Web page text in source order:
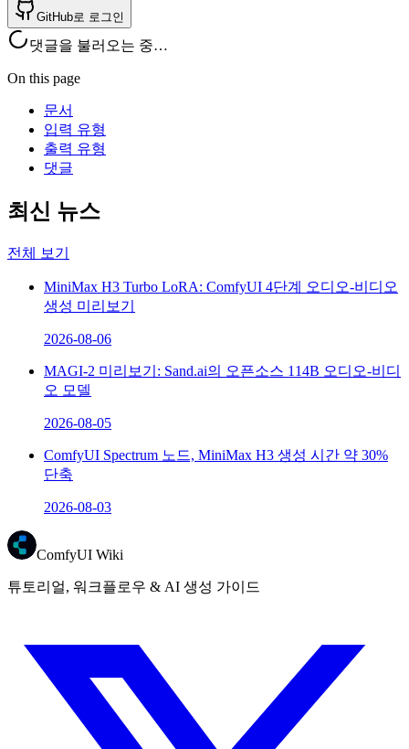
GitHub로 로그인
댓글을 불러오는 중…
On this page
문서
입력 유형
출력 유형
댓글
최신 뉴스
전체 보기
MiniMax H3 Turbo LoRA: ComfyUI 4단계 오디오-비디오
생성 미리보기
2026-08-06
MAGI-2 미리보기: Sand.ai의 오픈소스 114B 오디오-비디
오 모델
2026-08-05
ComfyUI Spectrum 노드, MiniMax H3 생성 시간 약 30%
단축
2026-08-03
ComfyUI Wiki
튜토리얼, 워크플로우 & AI 생성 가이드